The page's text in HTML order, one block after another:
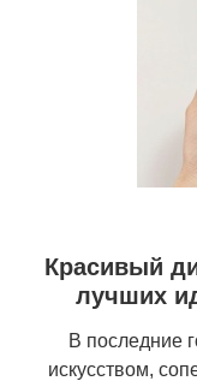
Красивый
лучших
В последние
искусством,